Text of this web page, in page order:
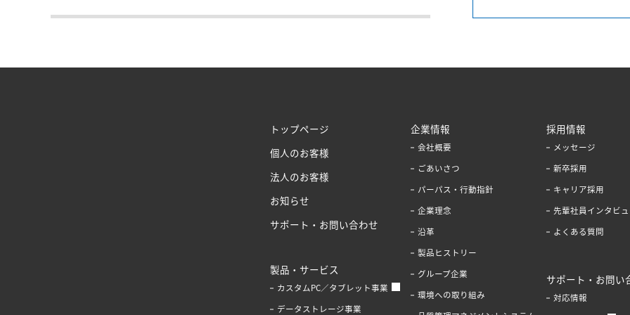
トップページ
個人のお客様
法人のお客様
お知らせ
サポート・お問い合わせ
製品・サービス
カスタムPC／タブレット事業
データストレージ事業
企業情報
会社概要
ごあいさつ
パーパス・行動指針
企業理念
沿革
製品ヒストリー
グループ企業
環境への取り組み
採用情報
メッセージ
新卒採用
キャリア採用
先輩社員インタビ
よくある質問
サポート・お問い
対応情報